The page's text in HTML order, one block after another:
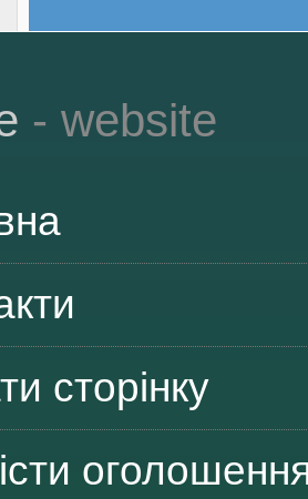
- website
сторінку